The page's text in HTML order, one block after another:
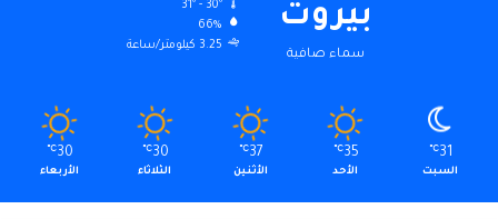
بيروت
سماء صافية
31º - 30º
66%
3.25 كيلومتر/ساعة
31
℃
السبت
35
℃
الأحد
37
℃
الأثنين
30
℃
الثلاثاء
30
℃
الأربعاء